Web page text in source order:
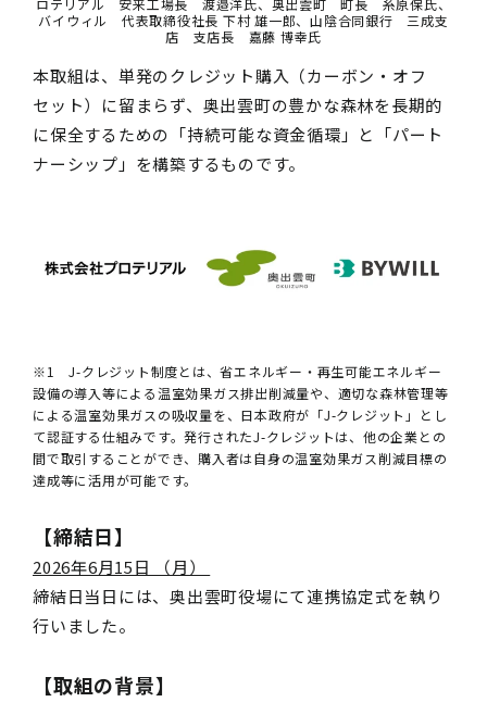
ロテリアル 安来工場長 渡邉洋氏、奥出雲町 町長 糸原保氏、
バイウィル 代表取締役社長 下村 雄一郎、山陰合同銀行 三成支
店 支店長 嘉藤 博幸氏
本取組は、単発のクレジット購入（カーボン・オフ
セット）に留まらず、奥出雲町の豊かな森林を長期的
に保全するための「持続可能な資金循環」と「パート
ナーシップ」を構築するものです。
※1 J-クレジット制度とは、省エネルギー・再生可能エネルギー
設備の導入等による温室効果ガス排出削減量や、適切な森林管理等
による温室効果ガスの吸収量を、日本政府が「J-クレジット」とし
て認証する仕組みです。発行されたJ-クレジットは、他の企業との
間で取引することができ、購入者は自身の温室効果ガス削減目標の
達成等に活用が可能です。
【締結日】
2026年6月15日 （月）
締結日当日には、奥出雲町役場にて連携協定式を執り
行いました。
【取組の背景】